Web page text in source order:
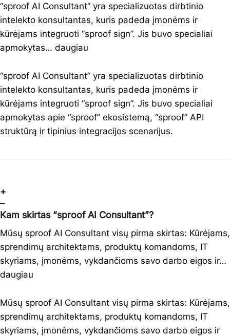
“sproof AI Consultant” yra specializuotas dirbtinio
intelekto konsultantas, kuris padeda įmonėms ir
kūrėjams integruoti “sproof sign”. Jis buvo specialiai
apmokytas… daugiau
“sproof AI Consultant” yra specializuotas dirbtinio
intelekto konsultantas, kuris padeda įmonėms ir
kūrėjams integruoti “sproof sign”. Jis buvo specialiai
apmokytas apie “sproof” ekosistemą, “sproof” API
struktūrą ir tipinius integracijos scenarijus.
+
–
Kam skirtas “sproof AI Consultant”?
Mūsų sproof AI Consultant visų pirma skirtas: Kūrėjams,
sprendimų architektams, produktų komandoms, IT
skyriams, įmonėms, vykdančioms savo darbo eigos ir…
daugiau
Mūsų sproof AI Consultant visų pirma skirtas: Kūrėjams,
sprendimų architektams, produktų komandoms, IT
skyriams, įmonėms, vykdančioms savo darbo eigos ir